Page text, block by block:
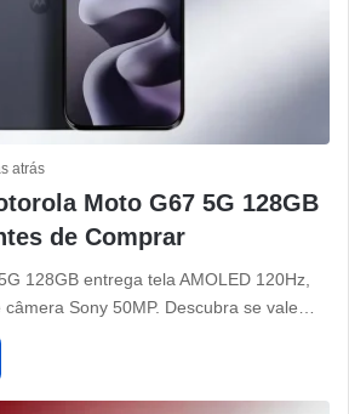
atrás
Moto G67 5G 128GB
de Comprar
128GB entrega tela AMOLED 120Hz,
Sony 50MP. Descubra se vale…